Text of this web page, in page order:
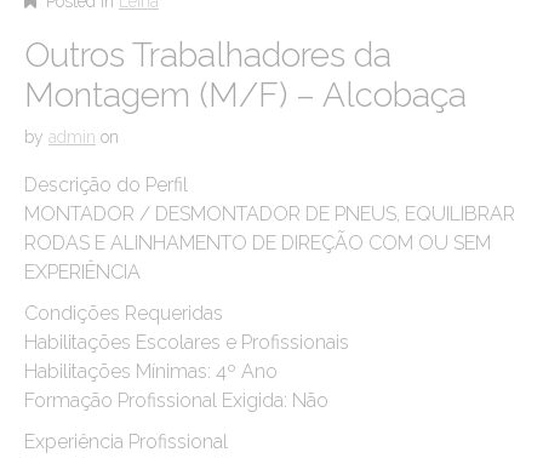
Outros Trabalhadores da
Montagem (M/F) – Alcobaça
by admin on
Descrição do Perfil
MONTADOR / DESMONTADOR DE PNEUS, EQUILIBRAR
RODAS E ALINHAMENTO DE DIREÇÃO COM OU SEM
EXPERIÊNCIA
Condições Requeridas
Habilitações Escolares e Profissionais
Habilitações Mínimas: 4º Ano
Formação Profissional Exigida: Não
Experiência Profissional